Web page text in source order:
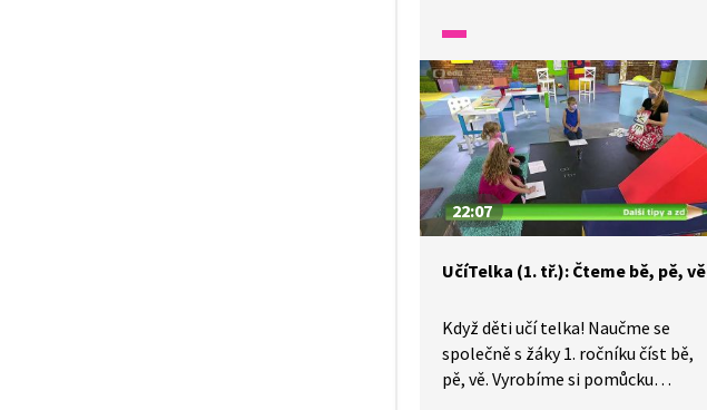
názvech se dvojhlásky vyskytují.
Názvy k nim přiřadíme a pak
předměty rozdělíme podle
dvojhlásek do jednotlivých skupin.
22:07
UčíTelka (1. tř.): Čteme bě, pě, vě
Když děti učí telka! Naučme se
společně s žáky 1. ročníku číst bě,
pě, vě. Vyrobíme si pomůcku